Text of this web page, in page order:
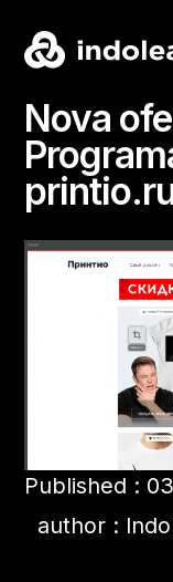
Nova
Published :
author :